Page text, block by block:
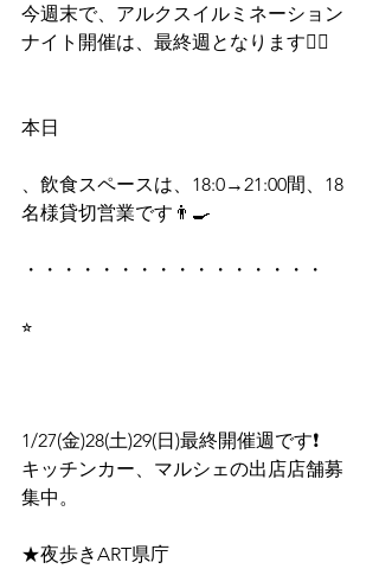
今週末で、アルクスイルミネーション
ナイト開催は、最終週となります🙋‍♂️
本日
、飲食スペースは、18:0→21:00間、18
名様貸切営業です👨‍🍳
・・・・・・・・・・・・・・・・
⭐︎
1/27(金)28(土)29(日)最終開催週です❗️
キッチンカー、マルシェの出店店舗募
集中。
★夜歩きART県庁